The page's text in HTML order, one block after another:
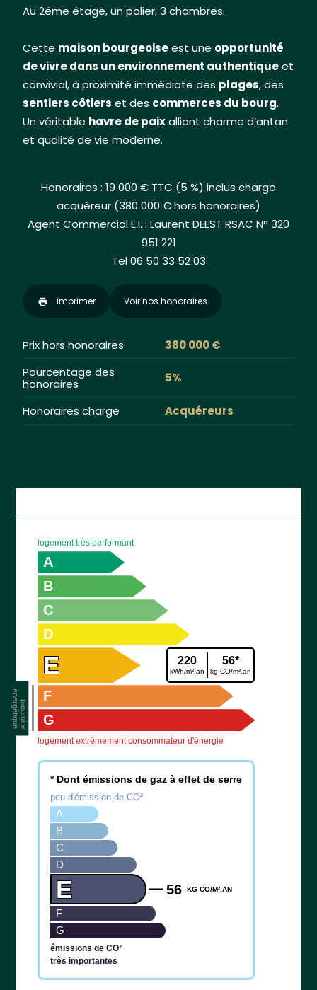
Au 2éme étage, un palier, 3 chambres.
Cette maison bourgeoiseest une opportunité
de vivre dans un environnement authentiqueet
convivial, à proximité immédiate des plages, des
sentiers côtiers et des commerces du bourg.
Un véritable havre de paixalliant charme d’antan
et qualité de vie moderne.
Honoraires : 19 000 € TTC (5 %) inclus charge
acquéreur (380 000 € hors honoraires)
Agent Commercial E.I. : Laurent DEEST RSAC N° 320
951 221
Tel 06 50 33 52 03
imprimer Voir nos honoraires
Prix hors honoraires
380 000 €
Pourcentage des
honoraires
5%
Honoraires charge Acquéreurs
logement très performant
A
B
C
D
220
kWh/m².an
56*
kg CO/m².an
E
F
G
logement extrêmement consommateur d'énergie
* Dont émissions de gaz à effet de serre
peu d'émission de CO²
A
B
C
D
56 KG CO/M².AN
E
F
G
émissions de CO²
très importantes